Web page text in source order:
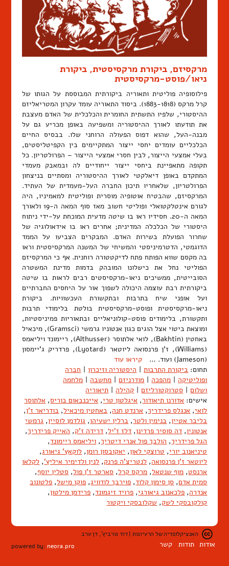
מרקסיזם, ביקורת מרקסיסטית, ביקורת
ניאו/פוסט-מרקסיסטית
פילוסופיה פוליטית ותאוריה ביקורתית המבוססת על הגותו של
קרל מרקס (1883-1818). ביסוד התאוריה עומד עקרון המטריאליזם
ההיסטורי, שלפיו התשתית החומרית והכלכלית של האדם מעצבת
את תודעתו לאורך ההיסטוריה ומשפיעה באופן מכריע גם על
מבנה-העל, שהוא דפוס הפעולה הרוחני שלו. בבסיס החיים
הכלכליים עומדים יחסי ייצור המתקיימים בין הקפיטליסטים,
בעלי אמצעי הייצור, לבין חסרי אמצעי הייצור – הפרולטריון. כל
תקופה מתאפיינת ביחסי ייצור ייחודיים לה ובמאבק מעמדי
המתקדם באופן דיאלקטי לאורך ההיסטוריה ומסתיים בניצחון
הפרולטריון, שלאחריו תיכון החברה העל-מעמדית של העתיד.
המרקסיזם, שהבטיח אוטופיה מוסרית ופוליטית למאמיניו, היה
לגורם אינטלקטואלי ופוליטי חשוב מאז סוף המאה ה-19 ולאורך
המאה ה-20. חסידיו ראו בו שיטה מדעית המוכחת על-ידי ניתוח
היסטורי של הכלכלה המדינית; אחרים ראו בו אידאולוגיה של
שחרור הפועלת בשירות האדם. המבקרים הצביעו על הממד
הדוגמטי, הדטרמיניסטי והמשיחי של המשנה המרקסיסטית וראו
בה מקסם שווא הפותח פתח לדיקטטורה רוחנית. אף כי המרקסיזם
הפוליטי נחל את כישלונו המובהק בדמות מדינת המשטרה
הסובייטית, ממשיכים ניאו-מרקסיסטים רבים לראות בו שיטה
ביקורתית רבת עוצמה היכולה לשפוך אור על היחסים החברתיים
ועל אופני שיח בתרבות ובתקשורת העכשוויות. ביקורת
ניאו-מרקסיסטית ופוסט-מרקסיסטית בולטת בלימודי תרבות
ותקשורת, בלימודים פוסט-קולוניאליים ובתאוריות פמיניסטיות,
ומוצאת ביטוי אצל הוגים כגון אנטוניו גרמשי (Gramsci), מיכאיל
באחטין (Bakhtin), לואי אלתוסר (Althusser), ריימונד ויליאמס
(Williams), ז'ן פרנסואה ליוטאר (Lyotard), פרדריק ג'יימסון
(Jameson) ועוד. …
קיראו עוד
תחום: ביקורת התרבות היסטוריה וזיכרון
חברה
ופוליטיקה
מהפכה מודרניזם מחשבה
מלחמה
ושלום
סטרוקטורליזם קהילה
תיאוריה
אישים: אדורנו תיאודור, איגלטון טרי, אייכנבאום בוריס, אלתוסר
לואי, אנגלס פרידריך, ארנדט חנה, באחטין מיכאיל, בודריאר ז'ן,
בליבר אטיין, בנימין ולטר, ברלין ישעיהו, גולדמן לוסיין, גרמשי
אנטוניו, דה סוסיר פרדינן, דלז ז'יל, דרידה ז'ק, האייק פרידריך,
הגל פרידריך, הולבך פול אנרי דיטריך, ויליאמס ריימונד,
טיניאנוב יורי, טרוצקי לאון, יאקובסון רומן, לוקאץ' גיאורג,
ליוטאר ז'ן פרנסואה, לנטריצ'ה פרנק, לנין ולדימיר איליץ', לקלאו
ארנסט, מוף שנטאל, מרקס קרל, סארטר ז'ן פול, סטלין יוסף,
סמית אדם, סן סימון קלוד, פוירבך לודוויג, פוקו מישל, פלטונוב
אנדרה, פלכאנוב גיאורגי, פרויד זיגמונד, פרידמן מילטון,
קולקובסקי לשק, שקלובסקי ויקטור
האנציקלופדיה של הרעיונות | דוד גורביץ', דן ערב
אודות תודות קשר powered by:neora.pro